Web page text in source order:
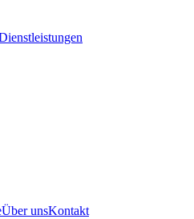
Über unsKontakt